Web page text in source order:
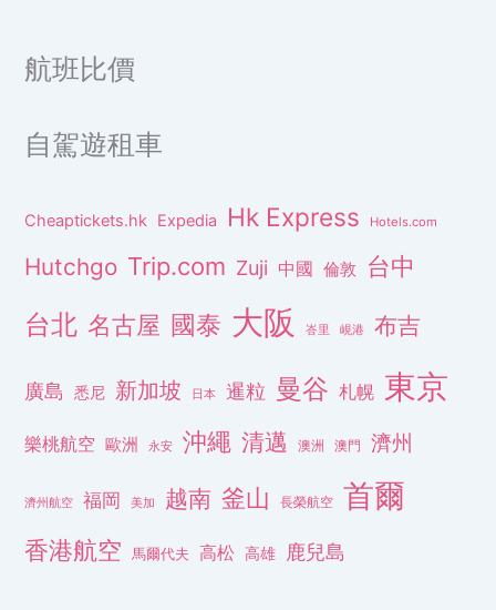
航班比價
自駕遊租車
Cheaptickets.hk Expedia Hk Express Hotels.com
Hutchgo Trip.com Zuji 中國 倫敦 台中
台北 名古屋 國泰 大阪 峇里 峴港 布吉
廣島 悉尼 新加坡 日本 暹粒 曼谷 札幌 東京
樂桃航空 歐洲 永安 沖繩 清邁 澳洲 澳門 濟州
濟州航空 福岡 美加 越南 釜山 長榮航空 首爾
香港航空 馬爾代夫 高松 高雄 鹿兒島